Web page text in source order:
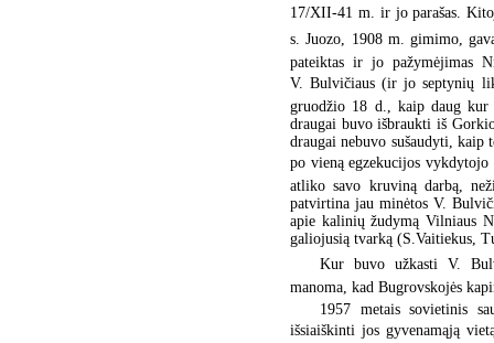
17/XII-41 m. ir jo parašas.
s. Juozo, 1908 m. gimimo,
pateiktas ir jo pažymėjimas
V. Bulvičiaus (ir jo septynių
gruodžio 18 d., kaip daug
draugai buvo išbraukti iš
draugai nebuvo sušaudyti, kaip
po vieną egzekucijos vykdytojo
atliko savo kruviną darbą,
patvirtina jau minėtos V.
apie kalinių žudymą Vilniaus
galiojusią tvarką (S.Vaitiekus,
Kur buvo užkasti V.
manoma, kad Bugrovskojės
1957 metais sovietinis
išsiaiškinti jos gyvenamąją